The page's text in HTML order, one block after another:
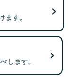
す。
します。